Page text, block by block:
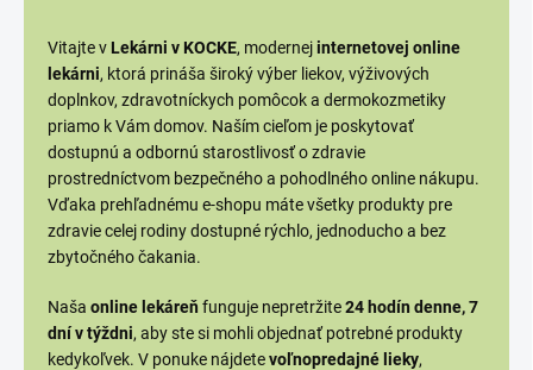
Vitajte vLekárni v KOCKE, modernejinternetovej online
lekárni, ktorá prináša široký výber liekov, výživových
doplnkov, zdravotníckych pomôcok a dermokozmetiky
priamo k Vám domov. Naším cieľom je poskytovať
dostupnú a odbornú starostlivosť o zdravie
prostredníctvom bezpečného a pohodlného online nákupu.
Vďaka prehľadnému e-shopu máte všetky produkty pre
zdravie celej rodiny dostupné rýchlo, jednoducho a bez
zbytočného čakania.
Naša online lekáreňfunguje nepretržite24 hodín denne, 7
dní v týždni, aby ste si mohli objednať potrebné produkty
kedykoľvek. V ponuke nájdetevoľnopredajné lieky,